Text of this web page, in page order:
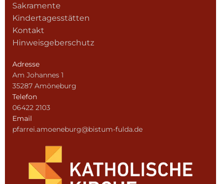
Sakramente
Kindertagesstätten
Kontakt
Hinweisgeberschutz
Adresse
Am Johannes 1
35287 Amöneburg
Telefon
06422 2103
Email
pfarrei.amoeneburg@bistum-fulda.de